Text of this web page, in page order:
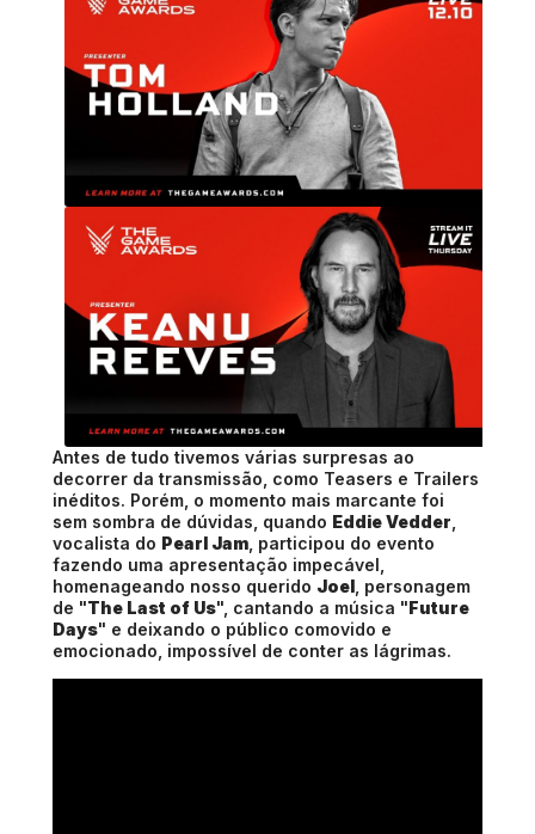
Antes de tudo tivemos várias surpresas ao
decorrer da transmissão, como Teasers e Trailers
inéditos. Porém, o momento mais marcante foi
sem sombra de dúvidas, quando Eddie Vedder
vocalista do Pearl Jam , participou do evento
fazendo uma apresentação impecável,
homenageando nosso querido Joel , personagem
de "The Last of Us", cantando a música "Future
Days" e deixando o público comovido e
emocionado, impossível de conter as lágrimas.